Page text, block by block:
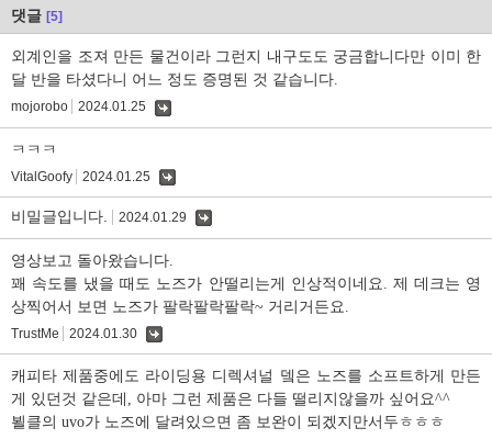
댓글 [5]
외계인을 조져 만든 물건이라 그런지 내구도도 궁금합니다만 이미 한
달 반을 타셨다니 어느 정도 증명된 것 같습니다.
mojorobo 2024.01.25
ㅋㅋㅋ
VitalGoofy 2024.01.25
글
비밀글입니다. 2024.01.29
영상보고 돌아왔습니다.
꽤 속도를 냈을 때도 노즈가 안떨리는게 인상적이네요. 제 데크는 영
상찍어서 보면 노즈가 팔락팔락팔락~ 거리거든요.
TrustMe 2024.01.30
글
캐피타 제품중에도 라이딩용 디렉셔널 뎈은 노즈를 소프트하게 만든
게 있던것 같은데, 아마 그런 제품은 다들 떨리지않을까 싶어요^^
뵐클의 uvo가 노즈에 달려있으면 좀 보완이 되겠지만서두ㅎㅎㅎ